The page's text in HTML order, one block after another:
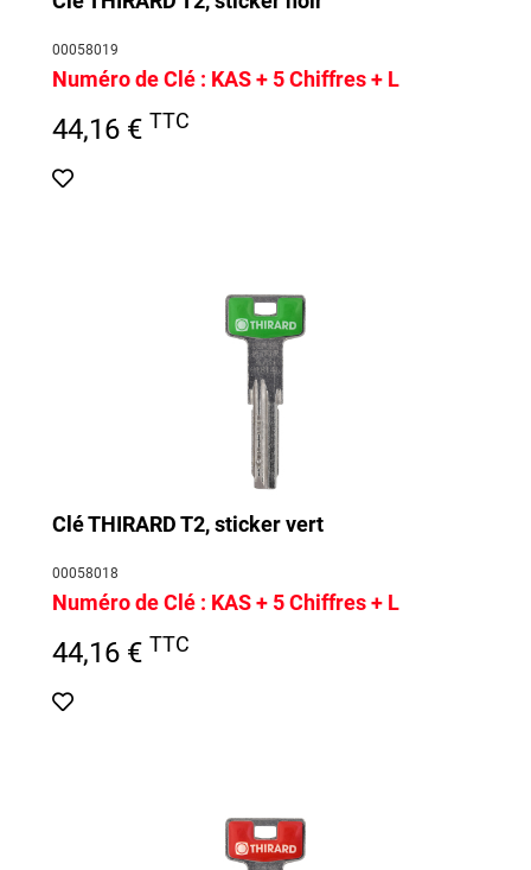
00058019
Numéro de Clé : KAS + 5 Chiffres + L
44,16 € TTC
Clé THIRARD T2, sticker vert
00058018
Numéro de Clé : KAS + 5 Chiffres + L
44,16 € TTC